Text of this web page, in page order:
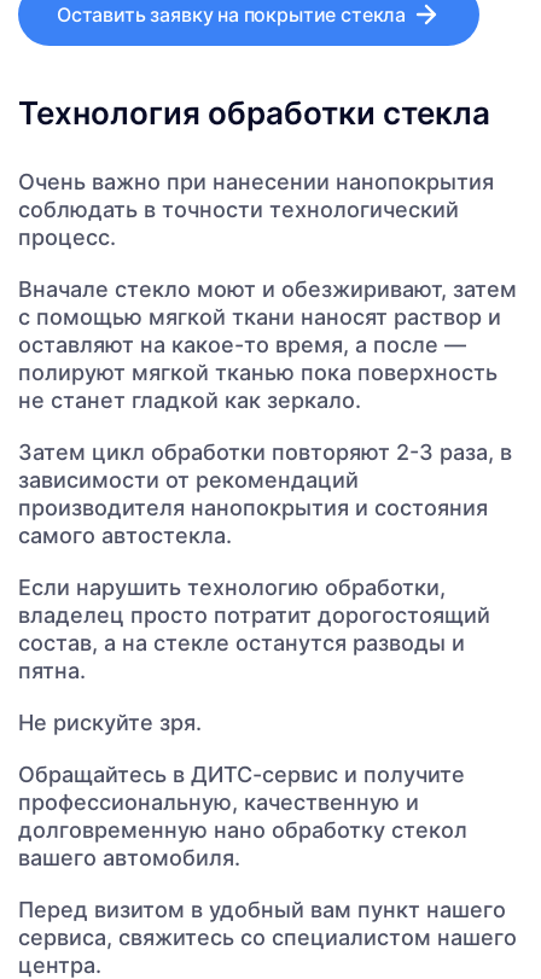
Оставить заявку на покрытие стекла
Технология обработки стекла
Очень важно при нанесении нанопокрытия
соблюдать в точности технологический
процесс.
Вначале стекло моют и обезжиривают, затем
с помощью мягкой ткани наносят раствор и
оставляют на какое-то время, а после —
полируют мягкой тканью пока поверхность
не станет гладкой как зеркало.
Затем цикл обработки повторяют 2-3 раза, в
зависимости от рекомендаций
производителя нанопокрытия и состояния
самого автостекла.
Если нарушить технологию обработки,
владелец просто потратит дорогостоящий
состав, а на стекле останутся разводы и
пятна.
Не рискуйте зря.
Обращайтесь в ДИТС-сервис и получите
профессиональную, качественную и
долговременную нано обработку стекол
вашего автомобиля.
Перед визитом в удобный вам пункт нашего
сервиса, свяжитесь со специалистом нашего
центра.